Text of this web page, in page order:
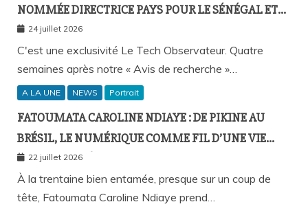
NOMMÉE DIRECTRICE PAYS POUR LE SÉNÉGAL ET
L’AFRIQUE FRANCOPHONE
24 juillet 2026
C'est une exclusivité Le Tech Observateur. Quatre
semaines après notre « Avis de recherche »…
A LA UNE NEWS Portrait
FATOUMATA CAROLINE NDIAYE : DE PIKINE AU
BRÉSIL, LE NUMÉRIQUE COMME FIL D’UNE VIE
SANS FRONTIÈRES
22 juillet 2026
À la trentaine bien entamée, presque sur un coup de
tête, Fatoumata Caroline Ndiaye prend…